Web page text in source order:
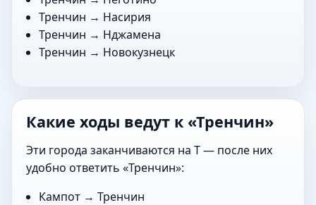
Тренчин → Насирия
Тренчин → Нджамена
Тренчин → Новокузнецк
Какие ходы ведут к «Тренчин»
Эти города заканчиваются на Т — после них
удобно ответить «Тренчин»:
Кампот → Тренчин